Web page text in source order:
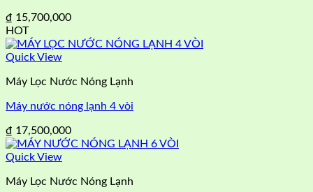
₫ 15,700,000
HOT
Quick View
Máy Lọc Nước Nóng Lạnh
Máy nước nóng lạnh 4 vòi
₫ 17,500,000
Quick View
Máy Lọc Nước Nóng Lạnh